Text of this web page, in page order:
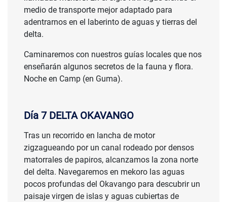
medio de transporte mejor adaptado para
adentrarnos en el laberinto de aguas y tierras del
delta.
Caminaremos con nuestros guías locales que nos
enseñarán algunos secretos de la fauna y flora.
Noche en Camp (en Guma).
Día 7 DELTA OKAVANGO
Tras un recorrido en lancha de motor
zigzagueando por un canal rodeado por densos
matorrales de papiros, alcanzamos la zona norte
del delta. Navegaremos en mekoro las aguas
pocos profundas del Okavango para descubrir un
paisaje virgen de islas y aguas cubiertas de